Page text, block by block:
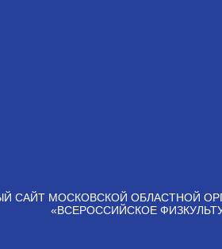
САЙТ МОСКОВСКОЙ ОБЛАСТНОЙ
«ВСЕРОССИЙСКОЕ